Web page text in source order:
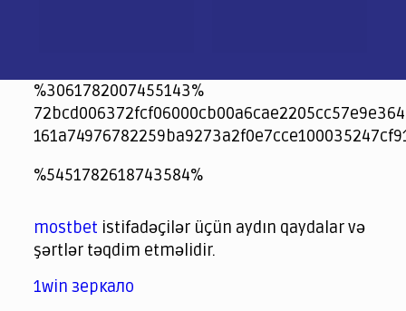
%3061782007455143%
jeetcity
1xbet
jeet city casino
%5451782618743584%
spintiger
Avabet
Spinrise
Crown Green
Crowngreen casino login
슈가 러쉬1000 슬롯
crazy time casino online
1xcasinozambia.com
codingworldnews.com
parimatch.kr
winorio
winorio casino
winorio
mostbet istifadəçilər üçün aydın qaydalar və
şərtlər təqdim etməlidir.
1win зеркало